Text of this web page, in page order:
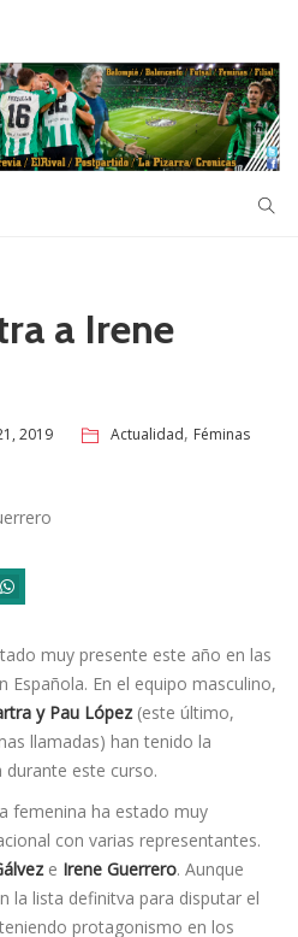
a Irene
2019 Actualidad, Féminas
muy presente este año en las
Española. En el equipo masculino,
y Pau López(este último,
llamadas) han tenido la
este curso.
femenina ha estado muy
con varias representantes.
e Irene Guerrero. Aunque
la lista definitva para disputar el
protagonismo en los